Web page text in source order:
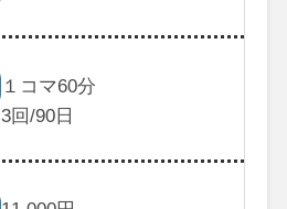
１コマ60分
3回/90日